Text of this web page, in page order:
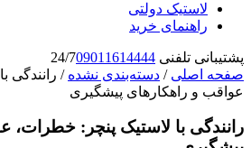
لاستیک دولتی
راهنمای خرید
پشتیبانی تلفنی 24/7 09011614444
صفحه اصلی / دسته‌بندی نشده / رانندگی
عواقب و راهکارهای پیشگیری
رانندگی با لاستیک پنچر: خطرات،